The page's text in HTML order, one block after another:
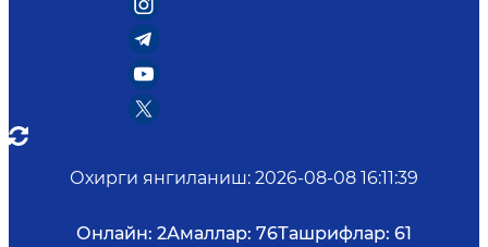
Охирги янгиланиш: 2026-08-08 16:11:39
Онлайн: 2Амаллар: 76Ташрифлар: 61